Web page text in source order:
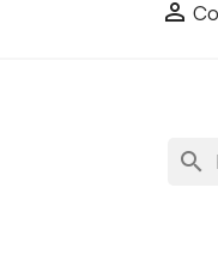

search